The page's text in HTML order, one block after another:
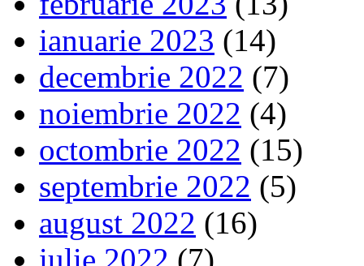
ianuarie 2023 (14)
decembrie 2022 (7)
noiembrie 2022 (4)
octombrie 2022 (15)
septembrie 2022 (5)
august 2022 (16)
iulie 2022 (7)